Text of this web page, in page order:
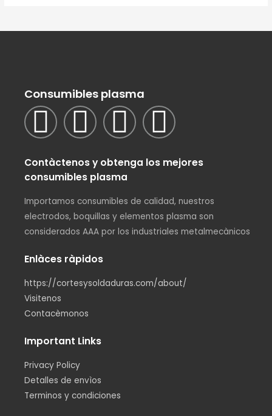
Consumibles plasma
Contàctenos y obtenga los mejores
consumibles plasma
Importamos consumibles de calidad, nuestros
electrodos, boquillas y elementos plasma son
considerados AAA por los industriales metalmecànicos
Enlàces ràpidos
https://cortesysoldaduras.com/about/
Visitenos
Contacèmonos
Important Links
Privacy Policy
Detalles de envìos
Terminos y condiciones